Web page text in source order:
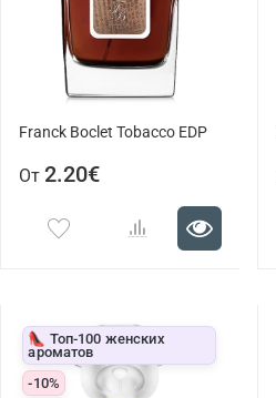
Franck Boclet Tobacco EDP
От 2.20€
👠 Топ-100 женских
ароматов
-10%